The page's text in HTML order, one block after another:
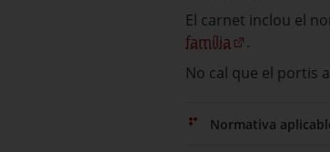
El carnet inclou el
família
.
No cal que el portis
Normativa